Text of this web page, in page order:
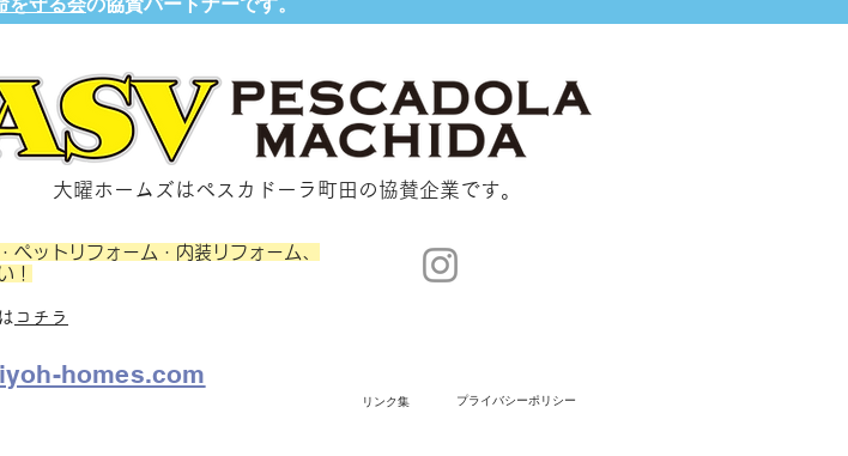
町 H様邸
杉並区松庵 K様邸
を守る会の協賛パートナーです。
​大曜ホームズはペスカドーラ町田の協賛企業です。
ットリフォーム・内装リフォーム、
！
コチラ
homes.com
​リンク集 プライバシーポリシー